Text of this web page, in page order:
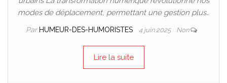
modes de déplacement, permettant une gestion plus…
Par HUMEUR-DES-HUMORISTES 4 juin 2025 Non
Lire la suite